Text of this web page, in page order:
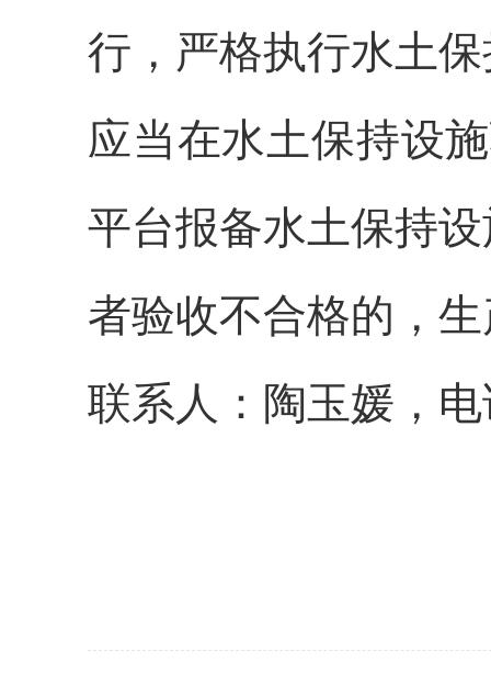
行，严格执行水土
应当在水土保持设
平台报备水土保持
者验收不合格的，
联系人：陶玉媛，电